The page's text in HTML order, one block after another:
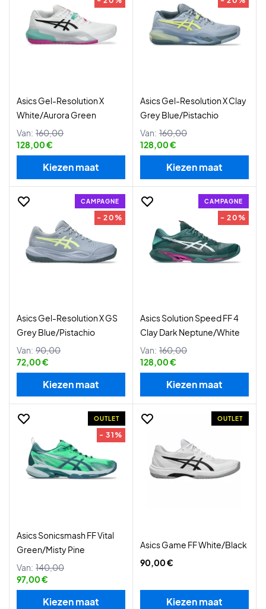
Asics Gel-Resolution X
White/Aurora Green
Van: 160,00
128,00 €
Kiezen maat
Asics Gel-Resolution X Clay
Grey Blue/Pistachio
Van: 160,00
128,00 €
Kiezen maat
CAMPAGNE
- 20%
Asics Gel-Resolution X GS
Grey Blue/Pistachio
Van: 90,00
72,00 €
Kiezen maat
CAMPAGNE
- 20%
Asics Solution Speed FF 4
Clay Dark Neptune/White
Van: 160,00
128,00 €
Kiezen maat
OUTLET
- 31%
Asics Sonicsmash FF Vital
Green/Misty Pine
Van: 140,00
97,00 €
Kiezen maat
OUTLET
Asics Game FF White/Black
90,00 €
Kiezen maat